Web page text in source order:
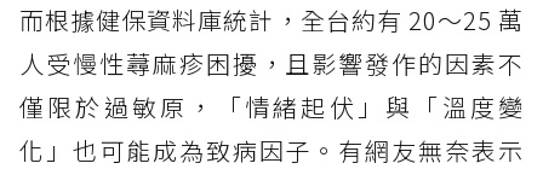
而根據健保資料庫統計，全台約有 20～25 萬
人受慢性蕁麻疹困擾，且影響發作的因素不
僅限於過敏原，「情緒起伏」與「溫度變
化」也可能成為致病因子。有網友無奈表示